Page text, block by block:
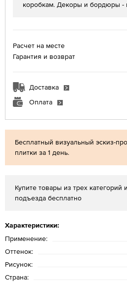
Бесплатный визуальный эскиз-
плитки за 1 день.
Купите товары из трех категорий
подъезда бесплатно
Характеристики:
Применение:
Оттенок:
Рисунок:
Страна:
коробкам. Декоры и бордюры -
Расчет на месте
Гарантия и возврат
Доставка
Оплата